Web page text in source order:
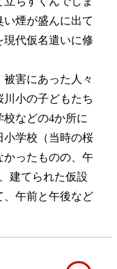
煙が盛んに出て
現代仮名遣いに修
害にあった人々
小の子どもたち
などの4か所に
小学校（当時の桜
かったものの、午
建てられた仮設
、午前と午後など